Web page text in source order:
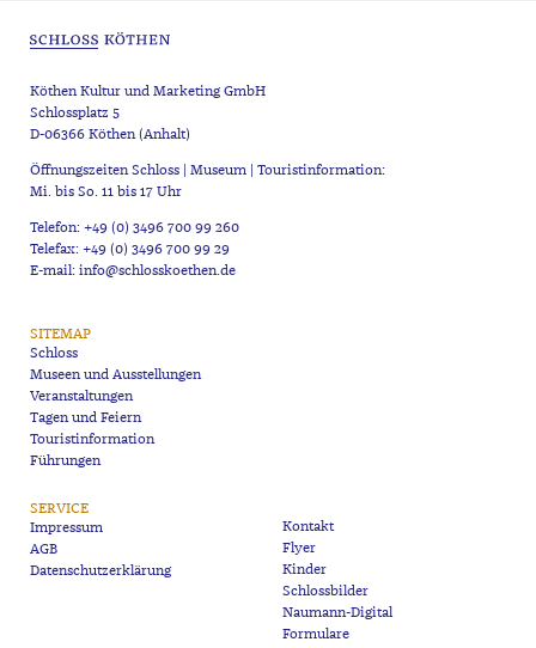
Köthen Kultur und Marketing GmbH
Schlossplatz 5
D-06366 Köthen (Anhalt)
Öffnungszeiten Schloss | Museum | Touristinformation:
Mi. bis So. 11 bis 17 Uhr
Telefon: +49 (0) 3496 700 99 260
Telefax: +49 (0) 3496 700 99 29
E-mail: info@schlosskoethen.de
SITEMAP
Schloss
Museen und Ausstellungen
Veranstaltungen
Tagen und Feiern
Touristinformation
Führungen
SERVICE
Impressum
AGB
Datenschutzerklärung
Kontakt
Flyer
Kinder
Schlossbilder
Naumann-Digital
Formulare